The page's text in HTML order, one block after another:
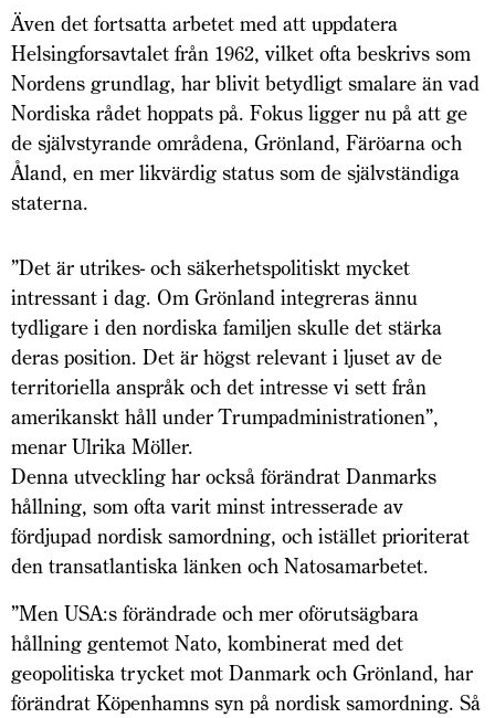
Även det fortsatta arbetet med att uppdatera
Helsingforsavtalet från 1962, vilket ofta beskrivs som
Nordens grundlag, har blivit betydligt smalare än vad
Nordiska rådet hoppats på. Fokus ligger nu på att ge
de självstyrande områdena, Grönland, Färöarna och
Åland, en mer likvärdig status som de självständiga
staterna.
”Det är utrikes- och säkerhetspolitiskt mycket
intressant i dag. Om Grönland integreras ännu
tydligare i den nordiska familjen skulle det stärka
deras position. Det är högst relevant i ljuset av de
territoriella anspråk och det intresse vi sett från
amerikanskt håll under Trumpadministrationen”,
menar Ulrika Möller.
Denna utveckling har också förändrat Danmarks
hållning, som ofta varit minst intresserade av
fördjupad nordisk samordning, och istället prioriterat
den transatlantiska länken och Natosamarbetet.
”Men USA:s förändrade och mer oförutsägbara
hållning gentemot Nato, kombinerat med det
geopolitiska trycket mot Danmark och Grönland, har
förändrat Köpenhamns syn på nordisk samordning. Så